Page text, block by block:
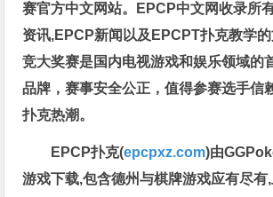
赛官方中文网站。EPCP中文网收录所
资讯,EPCP新闻以及EPCPT扑克教学
竞大奖赛是国内电视游戏和娱乐领域的
品牌，赛事安全公正，值得参赛选手信
扑克热潮。
EPCP扑克(epcpxz.com)由
游戏下载,包含德州与棋牌游戏应有尽有